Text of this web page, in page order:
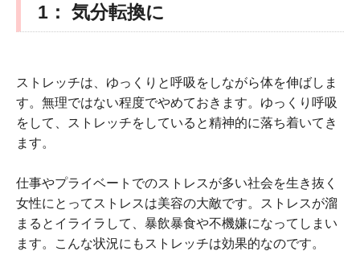
1 ： 気分転換に
ストレッチは、ゆっくりと呼吸をしながら体を伸ばしま
す。無理ではない程度でやめておきます。ゆっくり呼吸
をして、ストレッチをしていると精神的に落ち着いてき
ます。
仕事やプライベートでのストレスが多い社会を生き抜く
女性にとってストレスは美容の大敵です。ストレスが溜
まるとイライラして、暴飲暴食や不機嫌になってしまい
ます。こんな状況にもストレッチは効果的なのです。